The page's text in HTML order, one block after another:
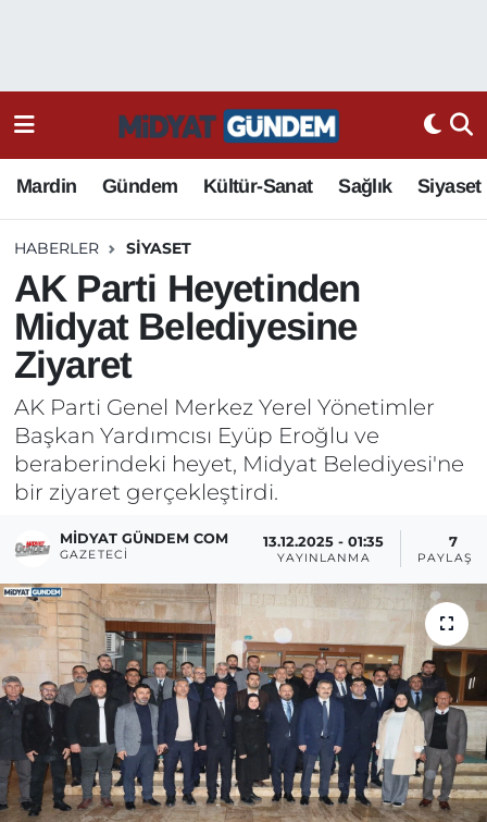
Mardin Gündem Kültür-Sanat Sağlık Siyaset
HABERLER SIYASET
AK Parti Heyetinden
Midyat Belediyesine
Ziyaret
AK Parti Genel Merkez Yerel Yönetimler
Başkan Yardımcısı Eyüp Eroğlu ve
beraberindeki heyet, Midyat Belediyesi'ne
bir ziyaret gerçekleştirdi.
MIDYAT GÜNDEM COM
GAZETECI
13.12.2025 - 01:35
YAYINLANMA
7